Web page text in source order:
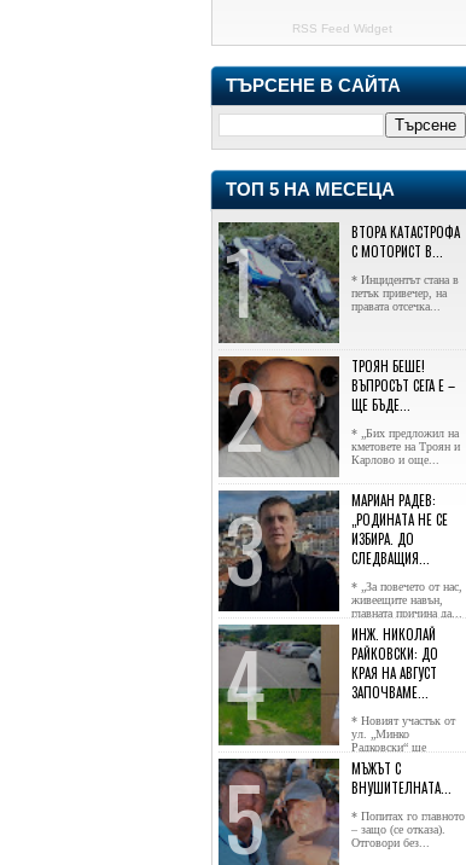
RSS Feed Widget
ТЪРСЕНЕ В САЙТА
ТОП 5 НА МЕСЕЦА
ВТОРА КАТАСТРОФА
С МОТОРИСТ В...
* Инцидентът стана в
петък привечер, на
правата отсечка...
ТРОЯН БЕШЕ!
ВЪПРОСЪТ СЕГА Е –
ЩЕ БЪДЕ...
* „Бих предложил на
кметовете на Троян и
Карлово и още...
МАРИАН РАДЕВ:
„РОДИНАТА НЕ СЕ
ИЗБИРА. ДО
СЛЕДВАЩИЯ...
* „За повечето от нас,
живеещите навън,
главната причина да...
ИНЖ. НИКОЛАЙ
РАЙКОВСКИ: ДО
КРАЯ НА АВГУСТ
ЗАПОЧВАМЕ...
* Новият участък от
ул. „Минко
Радковски“ ще
достигне жк...
МЪЖЪТ С
ВНУШИТЕЛНАТА...
* Попитах го главното
– защо (се отказа).
Отговори без...